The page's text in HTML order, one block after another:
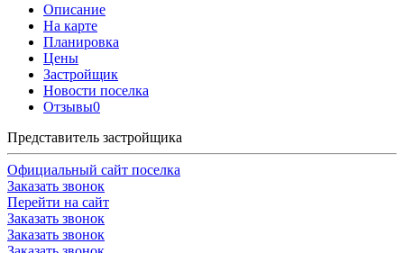
Описание
На карте
Планировка
Цены
Застройщик
Новости поселка
Отзывы0
Представитель застройщика
Официальный сайт поселка
Заказать звонок
Перейти на сайт
Заказать звонок
Заказать звонок